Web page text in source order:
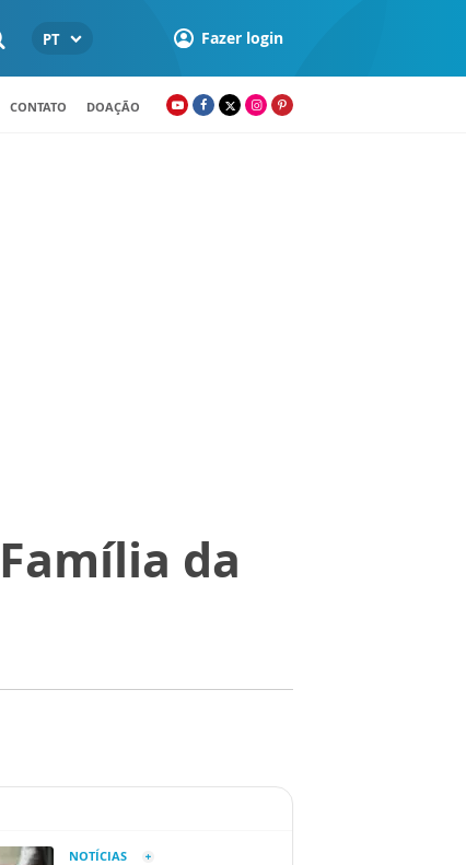
PT Fazer login
CONTATO DOAÇÃO
da
NOTÍCIAS